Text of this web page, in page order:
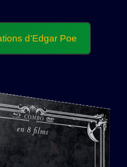
d’Edgar Poe